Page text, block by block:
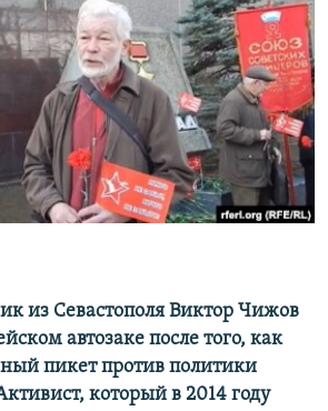
КРЫМА
из Севастополя Виктор Чижов
автозаке после того, как
пикет против политики
который в 2014 году